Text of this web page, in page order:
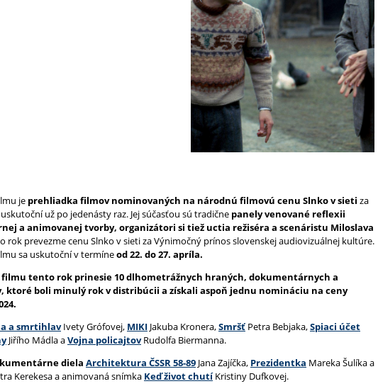
je prehliadka filmov nominovaných na národnú filmovú cenu Slnko v sieti za
už po jedenásty raz. Jej súčasťou sú tradične panely venované reflexii
a animovanej tvorby, organizátori si tiež uctia režiséra a scenáristu Miloslava
rok prevezme cenu Slnko v sieti za Výnimočný prínos slovenskej audiovizuálnej kultúre.
sa uskutoční v termíneod 22. do 27. apríla.
filmu tento rok prinesie 10 dlhometrážnych hraných, dokumentárnych a
ktoré boli minulý rok v distribúcii a získali aspoň jednu nomináciu na ceny
a smrtihlavIvety Grófovej, MIKI Jakuba Kronera,Smršť Petra Bebjaka,Spiaci účet
Jiřího Mádla aVojna policajtovRudolfa Biermanna.
diela Architektura ČSSR 58-89 Jana Zajíčka, Prezidentka Mareka Šulíka a
Kerekesa a animovaná snímka Keď život chutíKristiny Dufkovej.